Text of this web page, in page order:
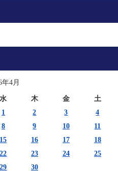
年4月
水 木 金
土
1
2 3
4
8 9 10
11
15 16 17
18
22 23 24
25
29 30